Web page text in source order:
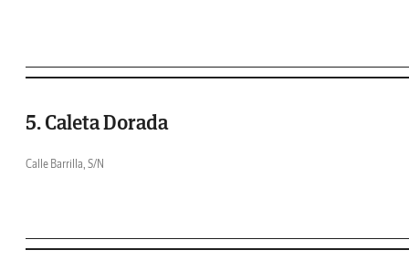
5. Caleta Dorada
Calle Barrilla, S/N